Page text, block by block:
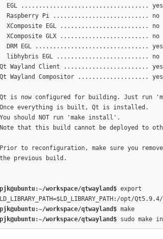
EGL .................................... yes
Raspberry Pi ........................... no
XComposite EGL ......................... no
XComposite GLX ......................... no
DRM EGL ................................ yes
libhybris EGL .......................... no
Qt Wayland Client ........................ yes
Qt Wayland Compositor .................... yes
Qt is now configured for building. Just run
Once everything is built, Qt is installed.
You should NOT run 'make install'.
Note that this build cannot be deployed to
Prior to reconfiguration, make sure you
the previous build.
pjk@ubuntu:~/workspace/qtwayland$ export
LD_LIBRARY_PATH=$LD_LIBRARY_PATH:/opt/
pjk@ubuntu:~/workspace/qtwayland$ make
pjk@ubuntu:~/workspace/qtwayland$ sudo make